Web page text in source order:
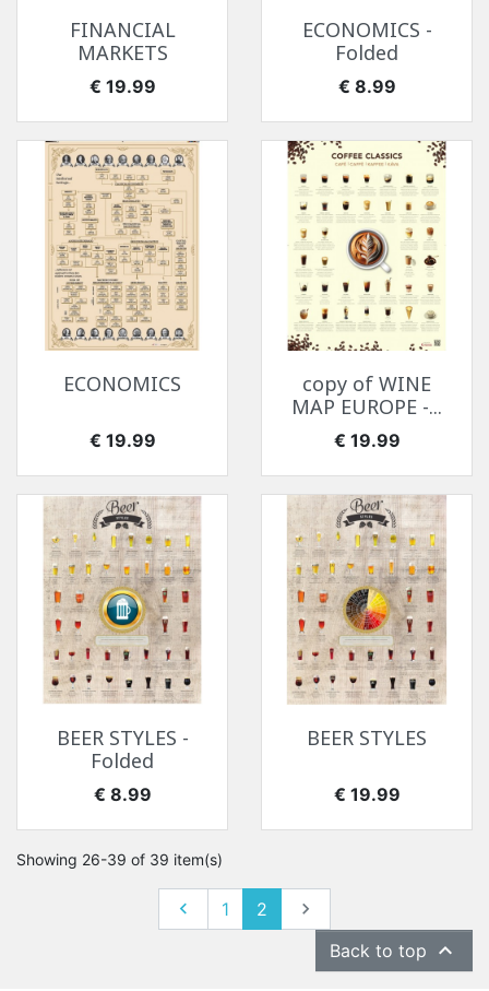
FINANCIAL
MARKETS
价格
€ 19.99
ECONOMICS -
Folded
价格
€ 8.99
ECONOMICS
价格
€ 19.99
copy of WINE
MAP EUROPE -...
价格
€ 19.99
BEER STYLES -
Folded
价格
€ 8.99
BEER STYLES
价格
€ 19.99
Showing 26-39 of 39 item(s)
上一个
 1 2 下一个

Back to top 